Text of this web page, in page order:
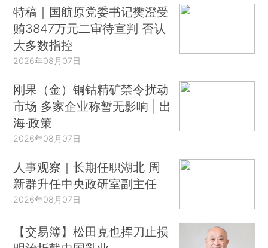
特稿｜国航原党委书记樊澄受
贿3847万元二审待宣判 否认
大多数指控
2026年08月07日
刚果（金）铜钴精矿禁令扰动
市场 多家企业称暂无影响 | 出
海·政策
2026年08月07日
人事观察｜长期任职湖北 周
新群升任中央政研室副主任
2026年08月07日
【交易簿】松田克也挥刀止损